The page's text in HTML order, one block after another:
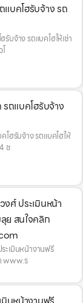
แบคโฮรับจ้าง รถ
บจ้าง รถแบคโฮให้เช่า
รถแบคโฮรับจ้าง
โฮรับจ้าง รถแบคโฮให้
ช
งศ์ ประเมินหน้า
ย สนใจคลิก
ะเมินหน้างานฟรี
www.ร